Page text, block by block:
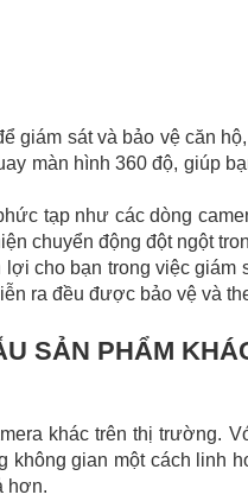
giám sát và bảo vệ căn
màn hình 360 độ, giúp
tạp như các dòng
chuyển động đột ngột
cho bạn trong việc giám
ra đều được bảo vệ và
SẢN PHẨM
khác trên thị trường.
gian một cách linh
hơn.